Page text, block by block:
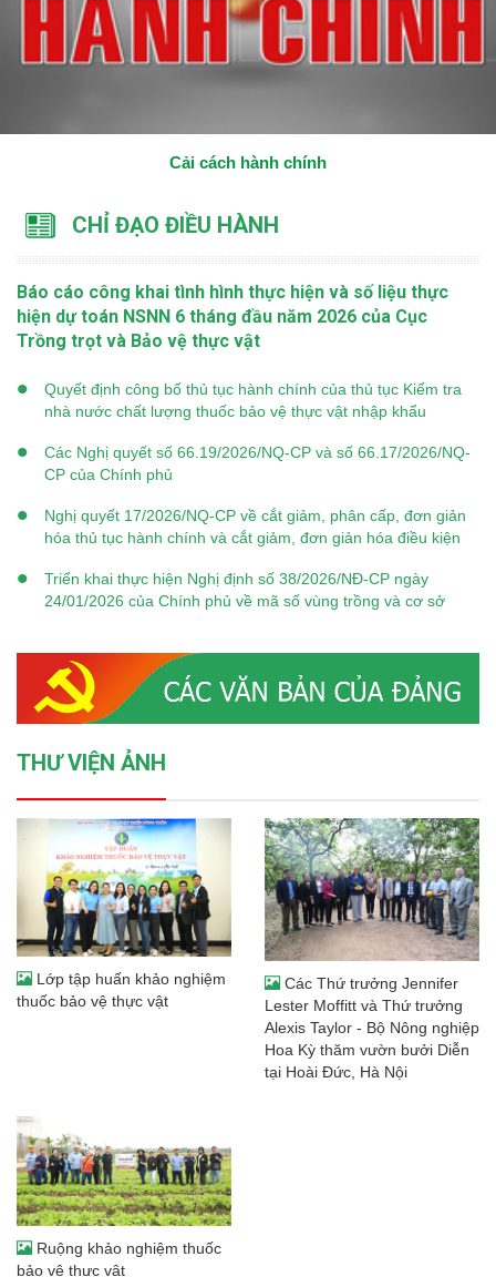
Cải cách hành chính
CHỈ ĐẠO ĐIỀU HÀNH
Báo cáo công khai tình hình thực hiện và số liệu thực
hiện dự toán NSNN 6 tháng đầu năm 2026 của Cục
Trồng trọt và Bảo vệ thực vật
Quyết định công bố thủ tục hành chính của thủ tục Kiểm tra
nhà nước chất lượng thuốc bảo vệ thực vật nhập khẩu
Các Nghị quyết số 66.19/2026/NQ-CP và số 66.17/2026/NQ-
CP của Chính phủ
Nghị quyết 17/2026/NQ-CP về cắt giảm, phân cấp, đơn giản
hóa thủ tục hành chính và cắt giảm, đơn giản hóa điều kiện
Triển khai thực hiện Nghị định số 38/2026/NĐ-CP ngày
24/01/2026 của Chính phủ về mã số vùng trồng và cơ sở
THƯ VIỆN ẢNH
Lớp tập huấn khảo nghiệm
thuốc bảo vệ thực vật
Các Thứ trưởng Jennifer
Lester Moffitt và Thứ trưởng
Alexis Taylor - Bộ Nông nghiệp
Hoa Kỳ thăm vườn bưởi Diễn
tại Hoài Đức, Hà Nội
Ruộng khảo nghiệm thuốc
bảo vệ thực vật